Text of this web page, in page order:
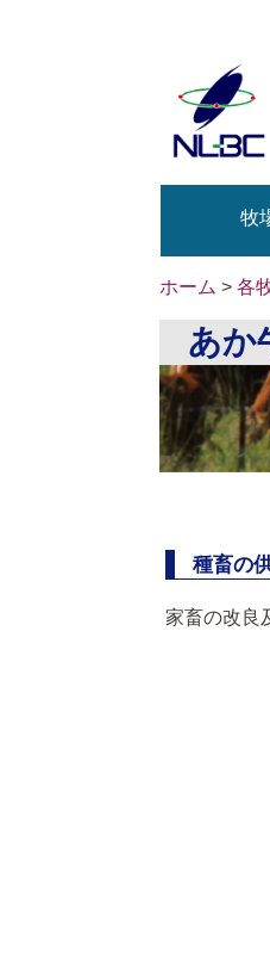
牧
ホーム >各
あか
種畜の
家畜の改良